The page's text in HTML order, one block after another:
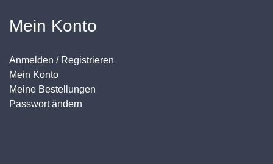
Mein Konto
Anmelden / Registrieren
Mein Konto
Meine Bestellungen
Passwort ändern